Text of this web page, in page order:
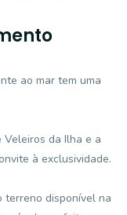
ao mar tem uma
Veleiros da Ilha e a
à exclusividade.
terreno disponível na